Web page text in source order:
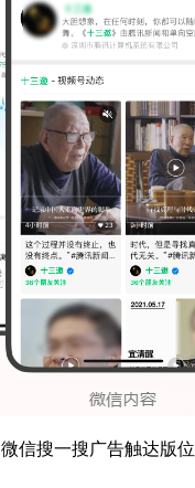
微信搜一搜广告触达版位